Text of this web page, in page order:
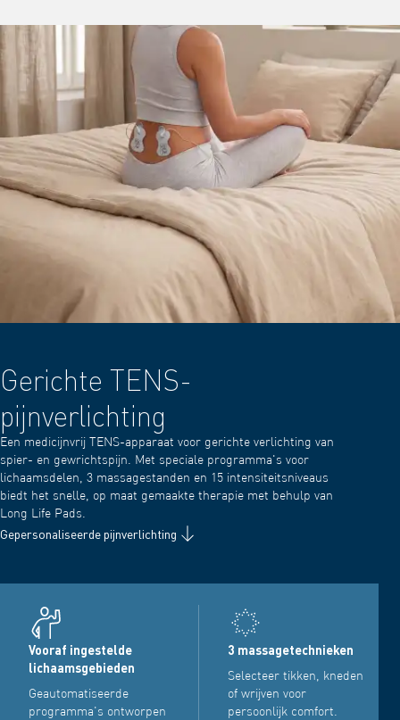
Gerichte TENS-
pijnverlichting
Een medicijnvrij TENS-apparaat voor gerichte verlichting van
spier- en gewrichtspijn. Met speciale programma's voor
lichaamsdelen, 3 massagestanden en 15 intensiteitsniveaus
biedt het snelle, op maat gemaakte therapie met behulp van
Long Life Pads.
Gepersonaliseerde pijnverlichting
Vooraf ingestelde
lichaamsgebieden
Geautomatiseerde
programma's ontworpen
3 massagetechnieken
Selecteer tikken, kneden
of wrijven voor
persoonlijk comfort.